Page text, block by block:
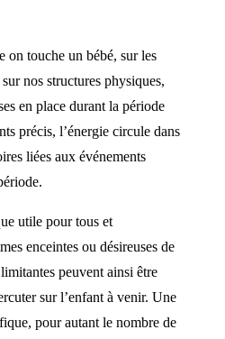
on touche un bébé, sur les
nos structures physiques,
en place durant la période
précis, l’énergie circule dans
liées aux événements
utile pour tous et
enceintes ou désireuses de
peuvent ainsi être
sur l’enfant à venir. Une
pour autant le nombre de